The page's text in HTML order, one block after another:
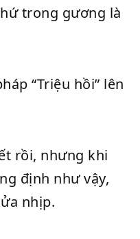
trong gương là
“Triệu hồi” lên
rồi, nhưng khi
định như vậy,
nhịp.